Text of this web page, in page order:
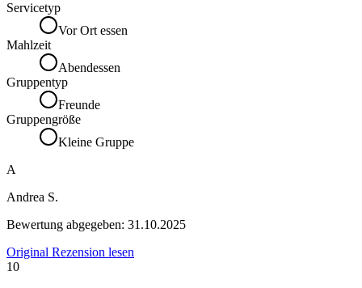
Servicetyp
Vor Ort essen
Mahlzeit
Abendessen
Gruppentyp
Freunde
Gruppengröße
Kleine Gruppe
A
Andrea S.
Bewertung abgegeben: 31.10.2025
Original Rezension lesen
10